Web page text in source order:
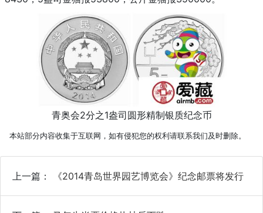
青奥会2分之1盎司圆形精制银质纪念币
本站部分内容收集于互联网，如有侵犯您的权利请联系我们及时删除。
上一篇： 《2014青岛世界园艺博览会》纪念邮票将发行